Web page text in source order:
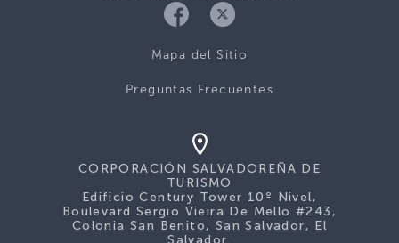
Mapa del Sitio
Preguntas Frecuentes
CORPORACIÓN SALVADOREÑA DE
TURISMO
Edificio Century Tower 10º Nivel,
Boulevard Sergio Vieira De Mello #243,
Colonia San Benito, San Salvador, El
Salvador.